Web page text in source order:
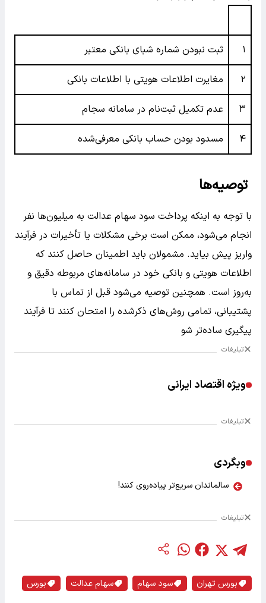
۱ ثبت نبودن شماره شبای بانکی معتبر
۲ مغایرت اطلاعات هویتی با اطلاعات بانکی
۳ عدم تکمیل ثبت‌نام در سامانه سجام
۴ مسدود بودن حساب بانکی معرفی‌شده
توصیه‌ها
با توجه به اینکه پرداخت سود سهام عدالت به میلیون‌ها نفر
انجام می‌شود، ممکن است برخی مشکلات یا تأخیرات در فرآیند
واریز پیش بیاید. مشمولان باید اطمینان حاصل کنند که
اطلاعات هویتی و بانکی خود در سامانه‌های مربوطه دقیق و
به‌روز است. همچنین توصیه می‌شود قبل از تماس با
پشتیبانی، تمامی روش‌های ذکرشده را امتحان کنند تا فرآیند
پیگیری ساده‌تر شو
تبلیغات
ویژه اقتصاد ایرانی
تبلیغات
وبگردی
سالماندان سریع‌تر پیاده‌روی کنند!
تبلیغات
بورس تهران سود سهام سهام عدالت بورس